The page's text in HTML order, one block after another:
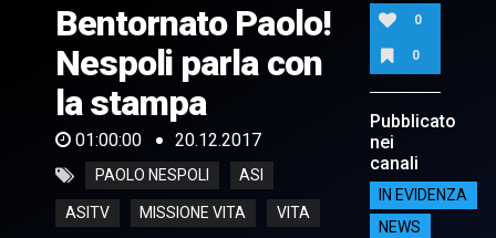
0
Bentornato Paolo!
Nespoli parla con
la stampa
01:00:00 20.12.2017
PAOLO NESPOLI ASI
ASITV MISSIONE VITA VITA
0
0
Pubblicato
nei
canali
IN EVIDENZA
NEWS